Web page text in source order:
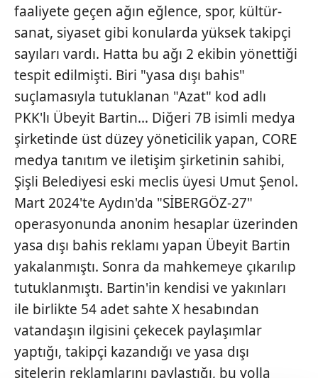
faaliyete geçen ağın eğlence, spor, kültür-
sanat, siyaset gibi konularda yüksek takipçi
sayıları vardı. Hatta bu ağı 2 ekibin yönettiği
tespit edilmişti. Biri "yasa dışı bahis"
suçlamasıyla tutuklanan "Azat" kod adlı
PKK'lı Übeyit Bartin… Diğeri 7B isimli medya
şirketinde üst düzey yöneticilik yapan, CORE
medya tanıtım ve iletişim şirketinin sahibi,
Şişli Belediyesi eski meclis üyesi Umut Şenol.
Mart 2024'te Aydın'da "SİBERGÖZ-27"
operasyonunda anonim hesaplar üzerinden
yasa dışı bahis reklamı yapan Übeyit Bartin
yakalanmıştı. Sonra da mahkemeye çıkarılıp
tutuklanmıştı. Bartin'in kendisi ve yakınları
ile birlikte 54 adet sahte X hesabından
vatandaşın ilgisini çekecek paylaşımlar
yaptığı, takipçi kazandığı ve yasa dışı
sitelerin reklamlarını paylaştığı, bu yolla